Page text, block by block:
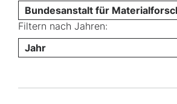
Bundesanstalt für
Filtern nach Jahren:
Jahr